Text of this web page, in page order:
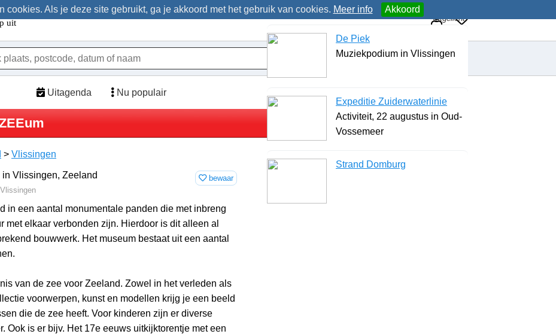
cookies. Als je deze site gebruikt, ga je akkoord met het gebruik van cookies. Meer info Akkoord
Uitagenda Nu populair
> Vlissingen
bewaar
in een aantal monumentale panden die met inbreng
met elkaar verbonden zijn. Hierdoor is dit alleen al
bouwwerk. Het museum bestaat uit een aantal
van de zee voor Zeeland. Zowel in het verleden als
voorwerpen, kunst en modellen krijg je een beeld
die de zee heeft. Voor kinderen zijn er diverse
Ook is er bijv. Het 17e eeuws uitkijktorentje met een
Uitgelicht
De Piek
Muziekpodium in Vlissingen
Expeditie Zuiderwaterlinie
Activiteit, 22 augustus in Oud-
Vossemeer
Strand Domburg